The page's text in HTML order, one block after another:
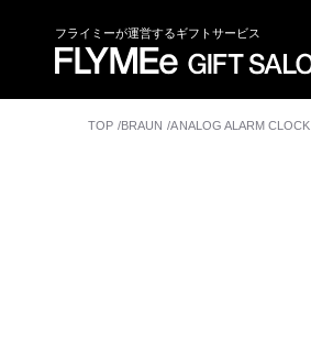
フライミーが運営するギフトサービス
TOP BRAUN ANALOG ALARM CLOCK